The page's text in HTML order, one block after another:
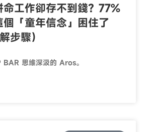
命工作卻存不到錢？77%
「童年信念」困住了
步驟）
思維深汲的 Aros。